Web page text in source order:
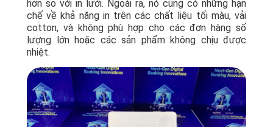
hơn so với in lưới. Ngoài ra, nó cũng có những hạn
chế về khả năng in trên các chất liệu tối màu, vải
cotton, và không phù hợp cho các đơn hàng số
lượng lớn hoặc các sản phẩm không chịu được
nhiệt.